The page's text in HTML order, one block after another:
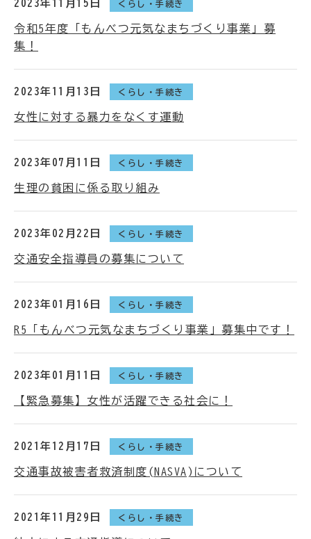
2023年11月15日 くらし・手続き
令和5年度「もんべつ元気なまちづくり事業」募
集！
2023年11月13日 くらし・手続き
女性に対する暴力をなくす運動
2023年07月11日 くらし・手続き
生理の貧困に係る取り組み
2023年02月22日 くらし・手続き
交通安全指導員の募集について
2023年01月16日 くらし・手続き
R5「もんべつ元気なまちづくり事業」募集中です！
2023年01月11日 くらし・手続き
【緊急募集】女性が活躍できる社会に！
2021年12月17日 くらし・手続き
交通事故被害者救済制度(NASVA)について
2021年11月29日 くらし・手続き